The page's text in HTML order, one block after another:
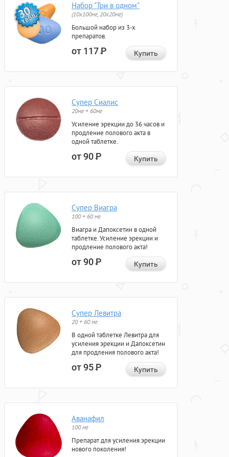
Набор "Три в одном"
(10x100мг, 20x20мг)
Большой набор из 3-х
препаратов.
от 117Р Купить
Супер Сиалис
20мг + 60мг
Усиление эрекции до 36 часов и
продление полового акта в
одной таблетке.
от 90Р Купить
Супер Виагра
100 + 60 мг
Виагра и Дапоксетин в одной
таблетке. Усиление эрекции и
продление полового акта!
от 90Р Купить
Супер Левитра
20 + 60 мг
В одной таблетке Левитра для
усиления эрекции и Дапоксетин
для продления полового акта!
от 95Р Купить
Аванафил
100 мг
Препарат для усиления эрекции
нового поколения!